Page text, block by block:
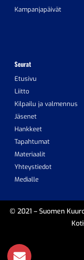
Kampanjapäivät
Seurat
Etusivu
Liitto
Kilpailu ja valmennus
Jäsenet
Hankkeet
Tapahtumat
Materiaalit
Yhteystiedot
Medialle
© 2021 – Suomen